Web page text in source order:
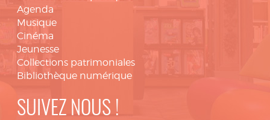
Agenda
Musique
Cinéma
Jeunesse
Collections patrimoniales
Bibliothèque numérique
SUIVEZ NOUS !